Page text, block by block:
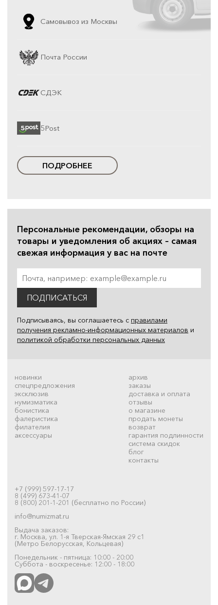
Самовывоз из Москвы
Почта России
СДЭК
5Post
ПОДРОБНЕЕ
Персональные рекомендации, обзоры на
товары и уведомления об акциях – самая
свежая информация у вас на почте
ПОДПИСАТЬСЯ
Подписываясь, вы соглашаетесь с правилами
получения рекламно-информационных материалов и
политикой обработки персональных данных
новинки
спецпредложения
эксклюзив
нумизматика
бонистика
фалеристика
филателия
аксессуары
архив
заказы
доставка и оплата
отзывы
о магазине
продать монеты
возврат
гарантия подлинности
система скидок
блог
контакты
+7 (999) 597-17-17
8 (499) 673-41-07
8 (800) 201-1-201 (бесплатно по России)
info@numizmat.ru
Выдача заказов:
г. Москва, ул. 1-я Тверская-Ямская 29 с1
(Метро Белорусская, Кольцевая)
Понедельник - пятница: 10:00 - 20:00
Суббота - воскресенье: 12:00 - 18:00